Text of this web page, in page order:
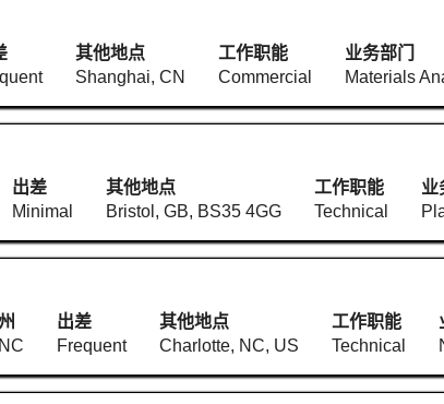
其他地点
Shanghai, CN
工作职能
Commercial
业务部门
Materials
出差
Minimal
其他地点
Bristol, GB, BS35 4GG
工作职能
Technical
业
NC
出差
Frequent
其他地点
Charlotte, NC, US
工作职能
Technical